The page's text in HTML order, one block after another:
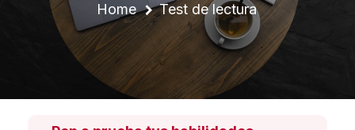
Home Test de lectura